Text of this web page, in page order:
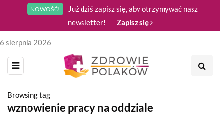
NOWOŚĆ!
Już dziś zapisz się, aby otrzymywać nasz
newsletter!
Zapisz się
6 sierpnia 2026
Browsing tag
wznowienie pracy na oddziale